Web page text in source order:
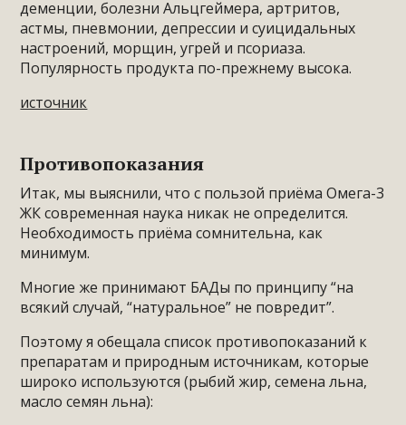
деменции, болезни Альцгеймера, артритов,
астмы, пневмонии, депрессии и суицидальных
настроений, морщин, угрей и псориаза.
Популярность продукта по-прежнему высока.
источник
Противопоказания
Итак, мы выяснили, что с пользой приёма Омега-3
ЖК современная наука никак не определится.
Необходимость приёма сомнительна, как
минимум.
Многие же принимают БАДы по принципу “на
всякий случай, “натуральное” не повредит”.
Поэтому я обещала список противопоказаний к
препаратам и природным источникам, которые
широко используются (рыбий жир, семена льна,
масло семян льна):